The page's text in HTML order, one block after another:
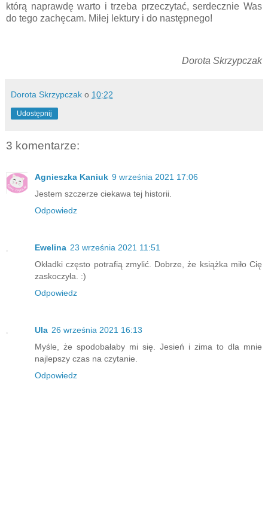
którą naprawdę warto i trzeba przeczytać, serdecznie Was
do tego zachęcam. Miłej lektury i do następnego!
Dorota Skrzypczak
Dorota Skrzypczak o 10:22
Udostępnij
3 komentarze:
Agnieszka Kaniuk 9 września 2021 17:06
Jestem szczerze ciekawa tej historii.
Odpowiedz
Ewelina 23 września 2021 11:51
Okładki często potrafią zmylić. Dobrze, że książka miło Cię
zaskoczyła. :)
Odpowiedz
Ula 26 września 2021 16:13
Myśle, że spodobałaby mi się. Jesień i zima to dla mnie
najlepszy czas na czytanie.
Odpowiedz